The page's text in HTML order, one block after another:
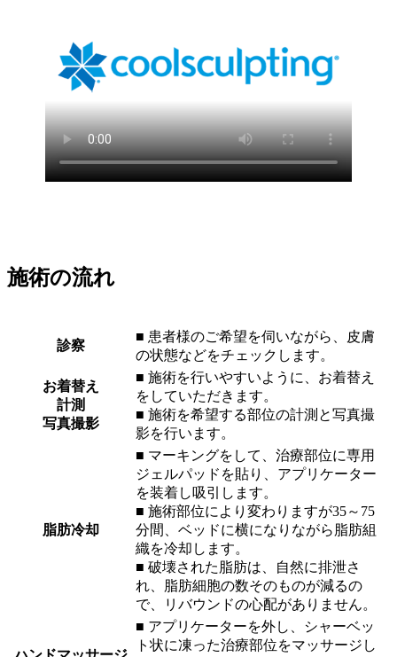
施術の流れ
診察
■ 患者様のご希望を伺いながら、皮膚
の状態などをチェックします。
お着替え
計測
写真撮影
■ 施術を行いやすいように、お着替え
をしていただきます。
■ 施術を希望する部位の計測と写真撮
影を行います。
脂肪冷却
■ マーキングをして、治療部位に専用
ジェルパッドを貼り、アプリケーター
を装着し吸引します。
■ 施術部位により変わりますが35～75
分間、ベッドに横になりながら脂肪組
織を冷却します。
■ 破壊された脂肪は、自然に排泄さ
れ、脂肪細胞の数そのものが減るの
で、リバウンドの心配がありません。
■ アプリケーターを外し、シャーベッ
ト状に凍った治療部位をマッサージし